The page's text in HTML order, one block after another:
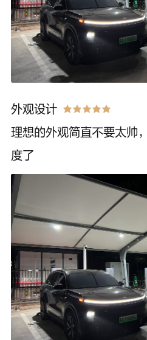
外观设计
理想的外观简直不要太帅
度了